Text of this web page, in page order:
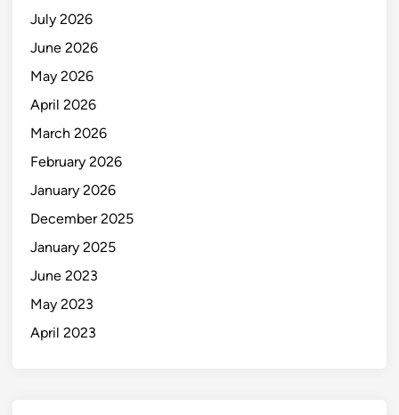
July 2026
June 2026
May 2026
April 2026
March 2026
February 2026
January 2026
December 2025
January 2025
June 2023
May 2023
April 2023